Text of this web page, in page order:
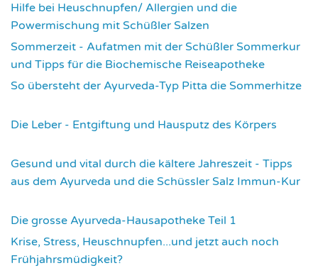
Hilfe bei Heuschnupfen/ Allergien und die
Powermischung mit Schüßler Salzen
Sommerzeit - Aufatmen mit der Schüßler Sommerkur
und Tipps für die Biochemische Reiseapotheke
So übersteht der Ayurveda-Typ Pitta die Sommerhitze
Die Leber - Entgiftung und Hausputz des Körpers
Gesund und vital durch die kältere Jahreszeit - Tipps
aus dem Ayurveda und die Schüssler Salz Immun-Kur
Die grosse Ayurveda-Hausapotheke Teil 1
Krise, Stress, Heuschnupfen...und jetzt auch noch
Frühjahrsmüdigkeit?